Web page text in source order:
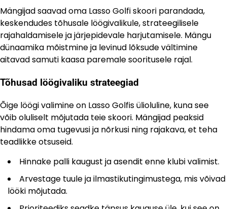
Mängijad saavad oma Lasso Golfi skoori parandada,
keskendudes tõhusale löögivalikule, strateegilisele
rajahaldamisele ja järjepidevale harjutamisele. Mängu
dünaamika mõistmine ja levinud lõksude vältimine
aitavad samuti kaasa paremale sooritusele rajal.
Tõhusad löögivaliku strateegiad
Õige löögi valimine on Lasso Golfis ülioluline, kuna see
võib oluliselt mõjutada teie skoori. Mängijad peaksid
hindama oma tugevusi ja nõrkusi ning rajakava, et teha
teadlikke otsuseid.
Hinnake palli kaugust ja asendit enne klubi valimist.
Arvestage tuule ja ilmastikutingimustega, mis võivad
lööki mõjutada.